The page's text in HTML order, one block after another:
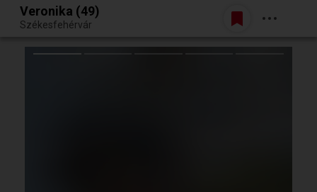
Egy jó randiból bármi lehet.
Belépés
Veronika (49)
Székesfehérvár